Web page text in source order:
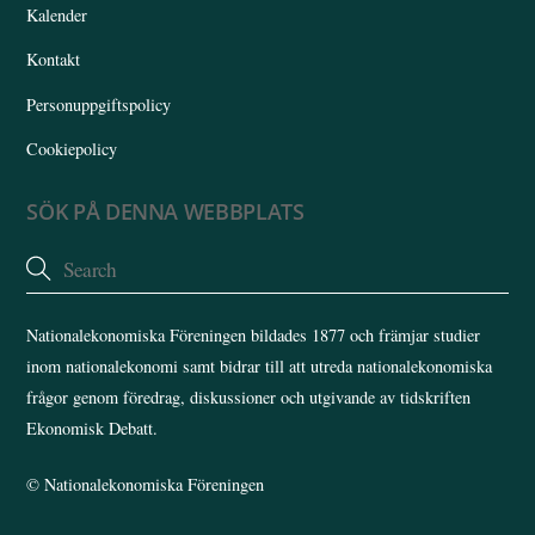
Kalender
Kontakt
Personuppgiftspolicy
Cookiepolicy
SÖK PÅ DENNA WEBBPLATS
Nationalekonomiska Föreningen bildades 1877 och främjar studier
inom nationalekonomi samt bidrar till att utreda nationalekonomiska
frågor genom föredrag, diskussioner och utgivande av tidskriften
Ekonomisk Debatt.
©Nationalekonomiska Föreningen